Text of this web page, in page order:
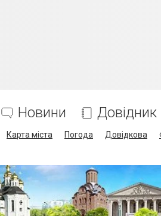
Новини Довідник
Карта міста Погода Довідкова